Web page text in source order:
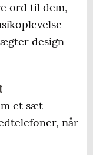
ord til dem,
design
et sæt
når